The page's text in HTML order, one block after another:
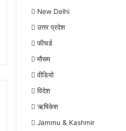
New Delhi
उत्तर प्रदेश
फीचर्ड
मौसम
वीडियो
विदेश
ऋषिकेश
Jammu & Kashmir